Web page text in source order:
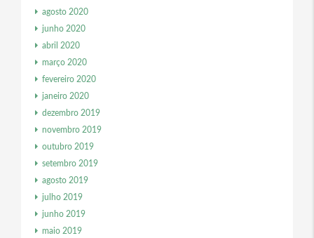
agosto 2020
junho 2020
abril 2020
março 2020
fevereiro 2020
janeiro 2020
dezembro 2019
novembro 2019
outubro 2019
setembro 2019
agosto 2019
julho 2019
junho 2019
maio 2019